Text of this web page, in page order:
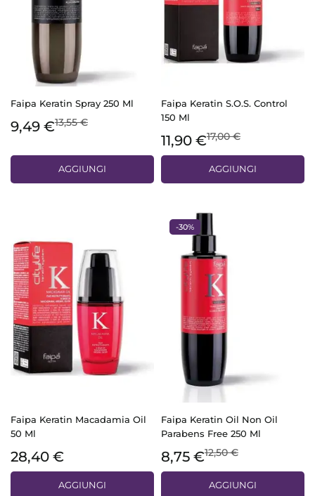
Faipa Keratin Spray 250 Ml
9,49 €13,55 €
AGGIUNGI
Faipa Keratin S.o.s. Control
150 Ml
11,90 €17,00 €
AGGIUNGI
Faipa Keratin Macadamia Oil
50 Ml
28,40 €
AGGIUNGI
Faipa Keratin Oil Non Oil
Parabens Free 250 Ml
8,75 €12,50 €
AGGIUNGI
-30%